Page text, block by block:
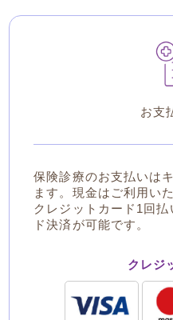
お支
保険診療のお支払いは
ます。現金はご利用い
クレジットカード1回
ド決済が可能です。
クレジ